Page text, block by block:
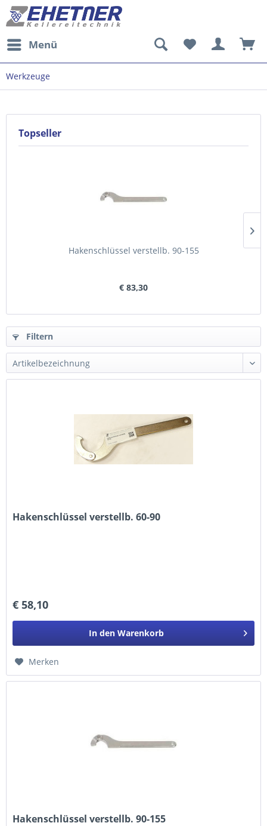
Menü
Werkzeuge
Topseller
Hakenschlüssel verstellb. 90-155
€ 83,30
Filtern
Hakenschlüssel verstellb. 60-90
€ 58,10
In den Warenkorb
Merken
Hakenschlüssel verstellb. 90-155